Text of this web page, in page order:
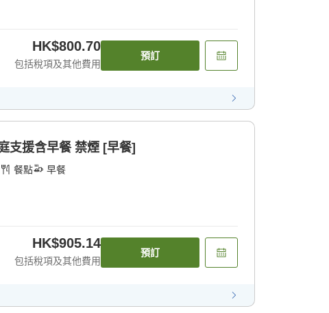
HK$800.70
包括稅項及其他費用
預訂
支援含早餐 禁煙 [早餐]
餐點 早餐
HK$905.14
包括稅項及其他費用
預訂